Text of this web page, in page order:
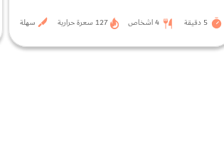
5 دقيقة 4 اشخاص 127 سعرة حرارية سهلة